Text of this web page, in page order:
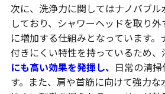
次に、洗浄力に関してはナノバブ
しており、シャワーヘッドを取り
に増加する仕組みとなっています
付きにくい特性を持っているため
にも高い効果を発揮し、 日常の清
す。また、肩や首筋に向けて強力